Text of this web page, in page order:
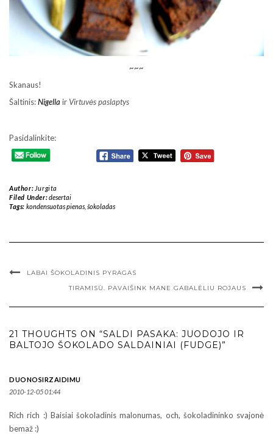
~~~
Skanaus!
Šaltinis:Nigella ir Virtuvės paslaptys
Pasidalinkite:
Author: Jurgita
Filed Under:desertai
Tags: kondensuotas pienas, šokoladas
LABAI ŠOKOLADINIS PYRAGAS
TIRAMISÙ. PAVAIŠINK MANE GABALĖLIU ROJAUS
21 THOUGHTS ON “SALDI PASAKA: JUODOJO IR
BALTOJO ŠOKOLADO SALDAINIAI (FUDGE)”
DUONOSIRZAIDIMU
2010-12-05 01:44
Rich rich :) Baisiai šokoladinis malonumas, och, šokoladininko svajonė
bemaž :)